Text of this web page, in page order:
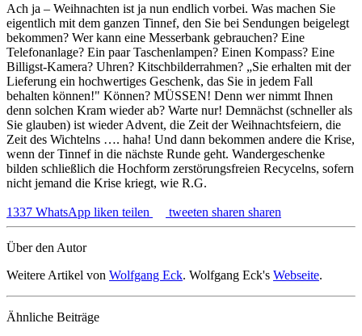
Ach ja – Weihnachten ist ja nun endlich vorbei. Was machen Sie
eigentlich mit dem ganzen Tinnef, den Sie bei Sendungen beigelegt
bekommen? Wer kann eine Messerbank gebrauchen? Eine
Telefonanlage? Ein paar Taschenlampen? Einen Kompass? Eine
Billigst-Kamera? Uhren? Kitschbilderrahmen? „Sie erhalten mit der
Lieferung ein hochwertiges Geschenk, das Sie in jedem Fall
behalten können!" Können? MÜSSEN! Denn wer nimmt Ihnen
denn solchen Kram wieder ab? Warte nur! Demnächst (schneller als
Sie glauben) ist wieder Advent, die Zeit der Weihnachtsfeiern, die
Zeit des Wichtelns …. haha! Und dann bekommen andere die Krise,
wenn der Tinnef in die nächste Runde geht. Wandergeschenke
bilden schließlich die Hochform zerstörungsfreien Recycelns, sofern
nicht jemand die Krise kriegt, wie R.G.
1337 WhatsApp liken teilen tweeten sharen sharen
Über den Autor
Weitere Artikel von Wolfgang Eck. Wolfgang Eck's Webseite.
Ähnliche Beiträge